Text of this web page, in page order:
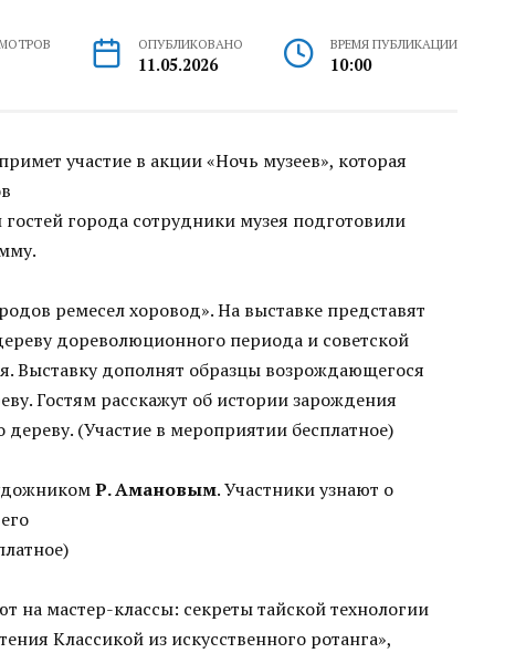
ОПУБЛИКОВАНО
11.05.2026
ВРЕМЯ ПУБЛИКАЦИИ
10:00
участие в акции «Ночь музеев», которая
города сотрудники музея подготовили
ремесел хоровод». На выставке представят
дореволюционного периода и советской
Выставку дополнят образцы возрождающегося
Гостям расскажут об истории зарождения
(Участие в мероприятии бесплатное)
Р. Амановым. Участники узнают о
на мастер-классы: секреты тайской технологии
Классикой из искусственного ротанга»,